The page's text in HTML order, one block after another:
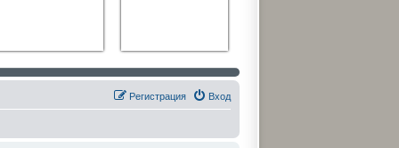
Вход
Регистрация